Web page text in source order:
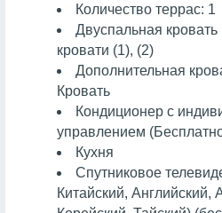
Количество террас: 1
Двуспальная
кровати (1), (2)
Дополнительная
Кровать
Кондиционер с
управлением
Кухня
Спутниковое
Китайский, Английский,